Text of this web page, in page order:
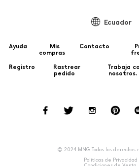
Ecuador
Ayuda
Mis
compras
Contacto
Registro
Rastrear
pedido
Trabaja
nosotros.
© 2024 MNG Todos los derechos
Politicas de Privacidad